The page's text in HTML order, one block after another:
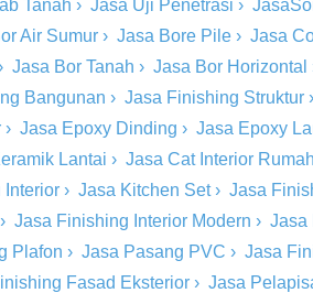
Tanah › Jasa Uji Penetrasi ›
Air Sumur › Jasa Bore Pile › Jasa
› Jasa Bor Tanah › Jasa Bor Horizontal
Bangunan › Jasa Finishing Struktur ›
› Jasa Epoxy Dinding › Jasa Epoxy
Lantai › Jasa Cat Interior Rumah
Interior › Jasa Kitchen Set› Jasa
› Jasa Finishing Interior Modern › Jasa
Plafon › Jasa Pasang PVC › Jasa
Fasad Eksterior › Jasa